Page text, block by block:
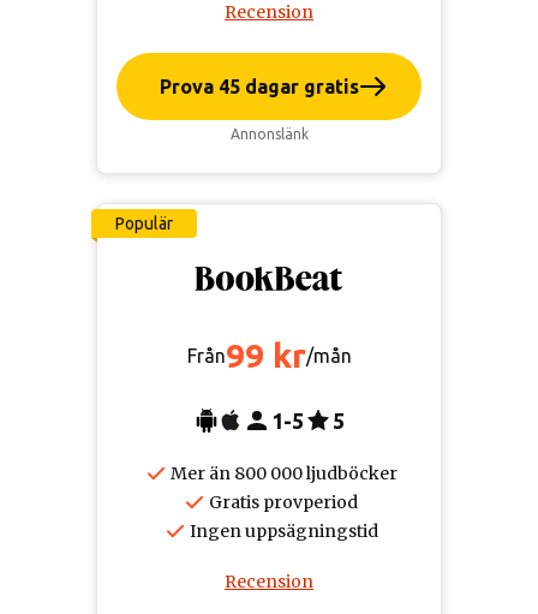
Recension
Prova 45 dagar gratis
Annonslänk
Populär
Från99 kr/mån
1-5 5
Mer än 800 000 ljudböcker
Gratis provperiod
Ingen uppsägningstid
Recension